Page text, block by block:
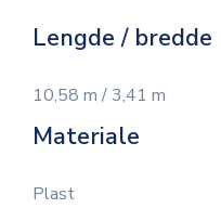
Lengde / bredde
10,58 m / 3,41 m
Materiale
Plast